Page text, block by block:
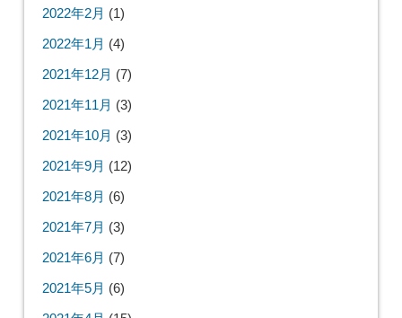
2022年2月 (1)
2022年1月 (4)
2021年12月 (7)
2021年11月 (3)
2021年10月 (3)
2021年9月 (12)
2021年8月 (6)
2021年7月 (3)
2021年6月 (7)
2021年5月 (6)